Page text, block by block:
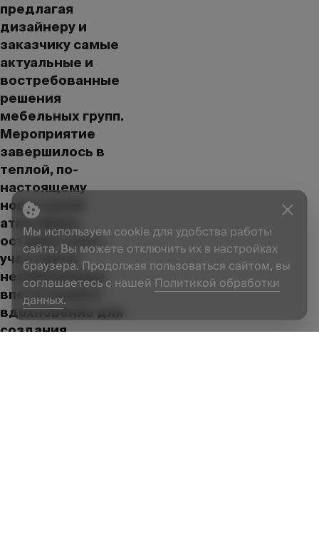
предлагая
дизайнеру и
заказчику самые
актуальные и
востребованные
решения
мебельных групп.
Мероприятие
завершилось в
теплой, по-
настоящему
новогодней
атмосфере,
оставив у всех
участников
незабываемые
впечатления и
вдохновение для
создания
Мы используем cookie для удобства работы
сайта. Вы можете отключить их в настройках
браузера. Продолжая пользоваться сайтом, вы
соглашаетесь с нашей Политикой обработки
данных.